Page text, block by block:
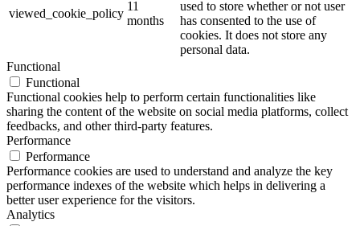
viewed_cookie_policy
11
months
used to store whether or not user
has consented to the use of
cookies. It does not store any
personal data.
Functional
Functional
Functional cookies help to perform certain functionalities like
sharing the content of the website on social media platforms, collect
feedbacks, and other third-party features.
Performance
Performance
Performance cookies are used to understand and analyze the key
performance indexes of the website which helps in delivering a
better user experience for the visitors.
Analytics